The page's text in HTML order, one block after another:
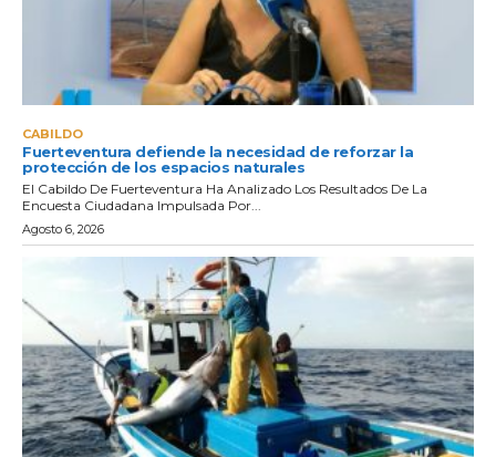
CABILDO
Fuerteventura defiende la necesidad de reforzar la
protección de los espacios naturales
El Cabildo De Fuerteventura Ha Analizado Los Resultados De La
Encuesta Ciudadana Impulsada Por...
Agosto 6, 2026